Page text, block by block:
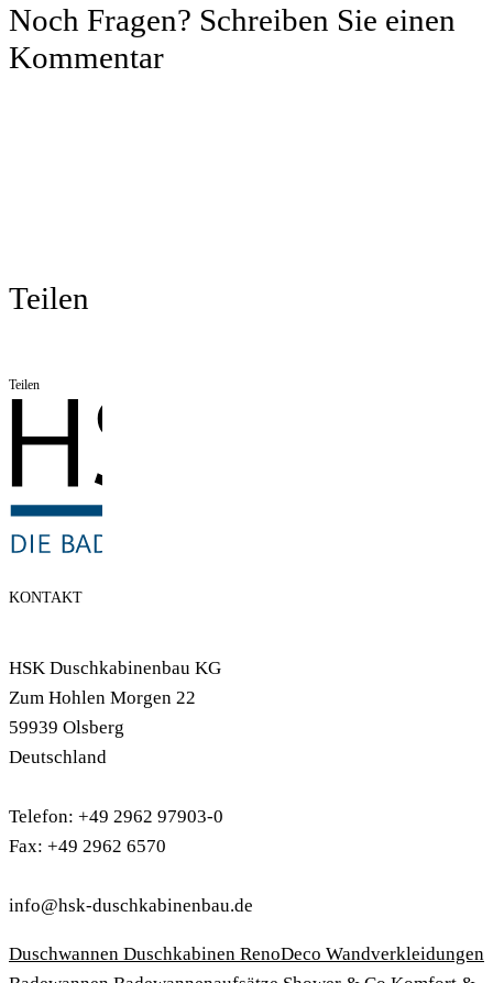
Noch Fragen? Schreiben Sie einen
Kommentar
Teilen
Teilen
KONTAKT
HSK Duschkabinenbau KG
Zum Hohlen Morgen 22
59939 Olsberg
Deutschland
Telefon: +49 2962 97903-0
Fax: +49 2962 6570
info@hsk-duschkabinenbau.de
Duschwannen Duschkabinen RenoDeco Wandverkleidungen